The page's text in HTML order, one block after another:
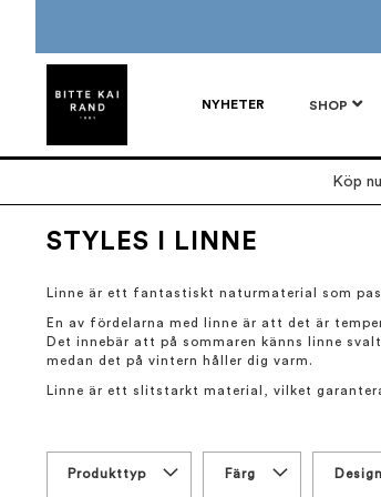
NYHETER SHOP
Köp
STYLES I LINNE
Linne är ett fantastiskt naturmaterial som
En av fördelarna med linne är att det är
Det innebär att på sommaren känns linne
medan det på vintern håller dig varm.
Linne är ett slitstarkt material, vilket
Produkttyp Färg